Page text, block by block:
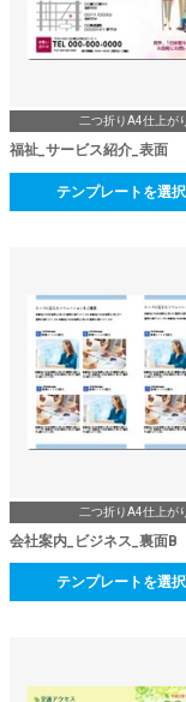
二つ折りA4仕上が
福祉_サービス紹介_表面
テンプレートを選
二つ折りA4仕上が
会社案内_ビジネス_裏面B
テンプレートを選